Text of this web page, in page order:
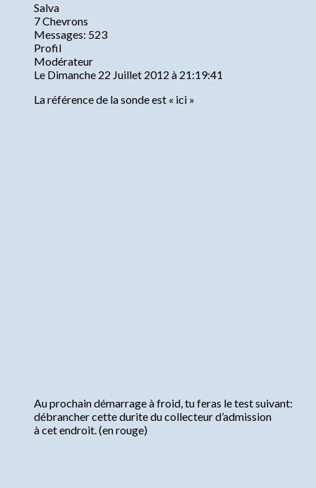
Salva
7 Chevrons
Messages: 523
Profil
Modérateur
Le Dimanche 22 Juillet 2012 à 21:19:41
La référence de la sonde est « ici »
Au prochain démarrage à froid, tu feras le test suivant:
débrancher cette durite du collecteur d’admission
à cet endroit. (en rouge)